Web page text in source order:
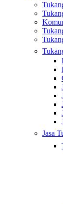
Jasa